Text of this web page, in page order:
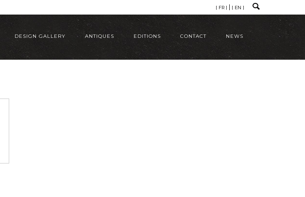
[ FR ] [ EN ]
DESIGN GALLERY ANTIQUES EDITIONS CONTACT NEWS